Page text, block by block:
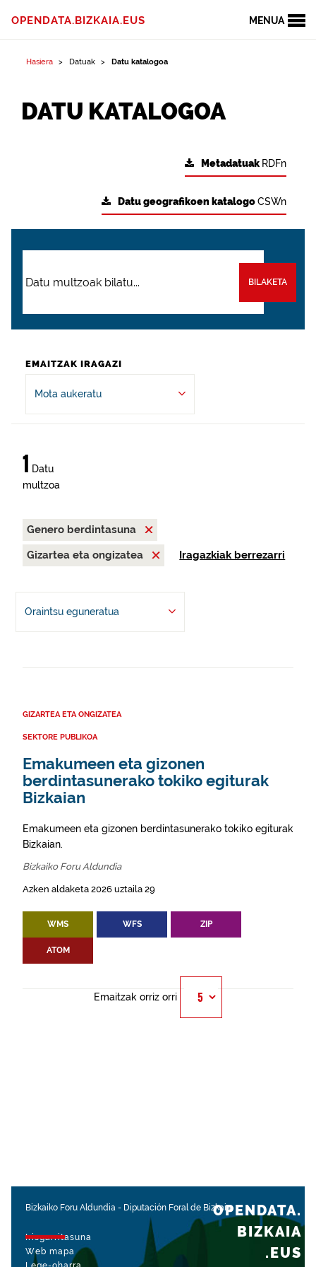
MENUA
OPENDATA.BIZKAIA.EUS
Hasiera Datuak Datu katalogoa
DATU KATALOGOA
Metadatuak RDFn
Datu geografikoen katalogoCSWn
BILAKETA
EMAITZAK IRAGAZI
Mota aukeratu
1 Datu
multzoa
Genero berdintasuna
Gizartea eta ongizatea
Iragazkiak berrezarri
Oraintsu eguneratua
GIZARTEA ETA ONGIZATEA
SEKTORE PUBLIKOA
Emakumeen eta gizonen
berdintasunerako tokiko egiturak
Bizkaian
Emakumeen eta gizonen berdintasunerako tokiko egiturak
Bizkaian.
Bizkaiko Foru Aldundia
Azken aldaketa 2026 uztaila 29
WMS WFS ZIP
ATOM
Emaitzak orriz orri
Bizkaiko Foru Aldundia - Diputación Foral de Bizkaia
Irisgarritasuna
Web mapa
OPENDATA.
BIZKAIA
.EUS